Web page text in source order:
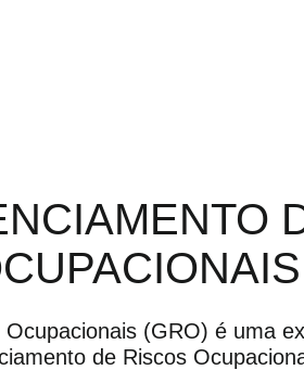
(GRO) é uma
de Riscos